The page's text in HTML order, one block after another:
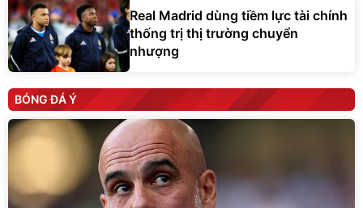
Real Madrid dùng tiềm lực tài chính
thống trị thị trường chuyển
nhượng
BÓNG ĐÁ Ý